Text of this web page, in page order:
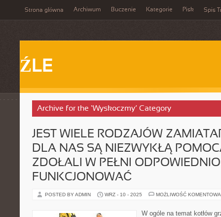
Strona główna Archiwum Buczenie Kategorie Pisk Spis
ŹLE
Archive for the ‘Wyskoczmy’ Category
JEST WIELE RODZAJÓW
DLA NAS SĄ NIEZWYKŁĄ
ZDOŁALI W PEŁNI ODPOWIEDNIO
FUNKCJONOWAĆ
POSTED BY ADMIN WRZ - 10 - 2025 MOŻLIWOŚĆ
W ogóle na temat kotłów